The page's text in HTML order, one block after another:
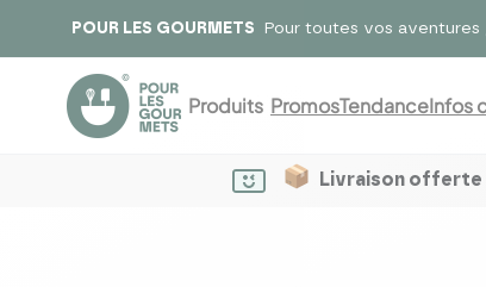
POUR LES GOURMETS Pour toutes vos aventures
Produits PromosTendanceInfos
Livraison offerte